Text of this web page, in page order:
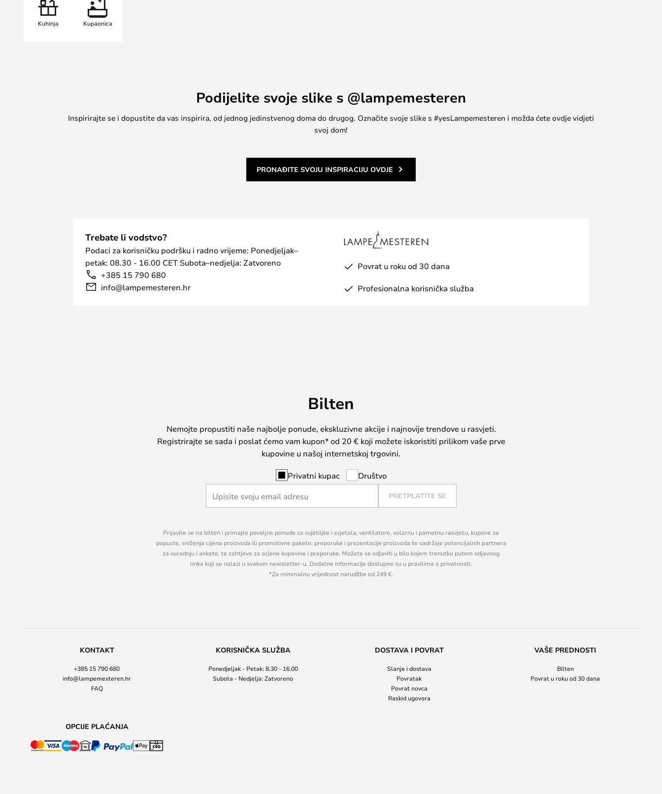
Kuhinja Kupaonica
Podijelite svoje slike s @lampemesteren
Inspirirajte se i dopustite da vas inspirira, od jednog jedinstvenog doma do drugog. Označite svoje slike s #yesLampemesteren i možda ćete ovdje vidjeti
svoj dom!
PRONAĐITE SVOJU INSPIRACIJU OVDJE
Trebate li vodstvo?
Podaci za korisničku podršku i radno vrijeme: Ponedjeljak–
petak: 08.30 - 16.00 CET Subota–nedjelja: Zatvoreno
+385 15 790 680
info@lampemesteren.hr
Povrat u roku od 30 dana
Profesionalna korisnička služba
Bilten
Nemojte propustiti naše najbolje ponude, ekskluzivne akcije i najnovije trendove u rasvjeti.
Registrirajte se sada i poslat ćemo vam kupon* od 20 € koji možete iskoristiti prilikom vaše prve
kupovine u našoj internetskoj trgovini.
Privatni kupac Društvo
PRETPLATITE SE
Prijavite se na bilten i primajte povoljne ponude za svjetiljke i svjetala, ventilatore, solarnu i pametnu rasvjetu, kupone za
popuste, sniženja cijena proizvoda ili promotivne pakete, preporuke i prezentacije proizvoda te sadržaje potencijalnih partnera
za suradnju i ankete, te zahtjeve za ocjene kupovine i preporuke. Možete se odjaviti u bilo kojem trenutku putem odjavnog
linka koji se nalazi u svakom newsletter-u. Dodatne informacije dostupne su u pravilima o privatnosti.
*Za minimalnu vrijednost narudžbe od 249 €.
KONTAKT
+385 15 790 680
info@lampemesteren.hr
FAQ
KORISNIČKA SLUŽBA
Ponedjeljak - Petak: 8.30 - 16.00
Subota - Nedjelja: Zatvoreno
DOSTAVA I POVRAT
Slanje i dostava
Povratak
Povrat novca
Raskid ugovora
VAŠE PREDNOSTI
Bilten
Povrat u roku od 30 dana
OPCIJE PLAĆANJA